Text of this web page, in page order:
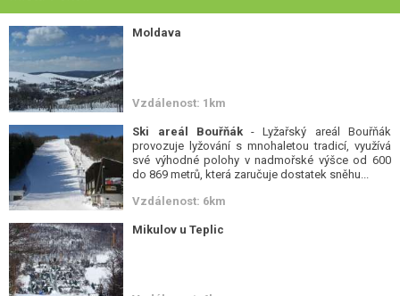
Moldava
Vzdálenost: 1km
Ski areál Bouřňák- Lyžařský areál Bouřňák
provozuje lyžování s mnohaletou tradicí, využívá
své výhodné polohy v nadmořské výšce od 600
do 869 metrů, která zaručuje dostatek sněhu...
Vzdálenost: 6km
Mikulov u Teplic